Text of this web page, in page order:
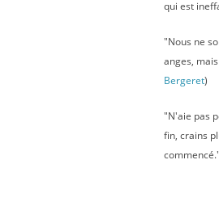
qui est
"Nous ne
anges,
Bergeret)
"N'aie pas
fin, crains